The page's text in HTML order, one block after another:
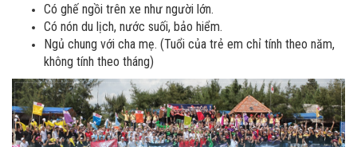
Có ghế ngồi trên xe như người lớn.
Có nón du lịch, nước suối, bảo hiểm.
Ngủ chung với cha mẹ. (Tuổi của trẻ em chỉ tính theo năm,
không tính theo tháng)